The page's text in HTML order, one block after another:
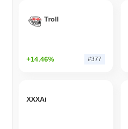
Troll
+14.46% #377
XXXAi